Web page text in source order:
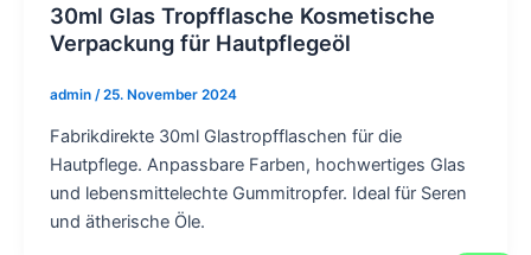
30ml Glas Tropfflasche Kosmetische
Verpackung für Hautpflegeöl
admin /25. November 2024
Fabrikdirekte 30ml Glastropfflaschen für die
Hautpflege. Anpassbare Farben, hochwertiges Glas
und lebensmittelechte Gummitropfer. Ideal für Seren
und ätherische Öle.